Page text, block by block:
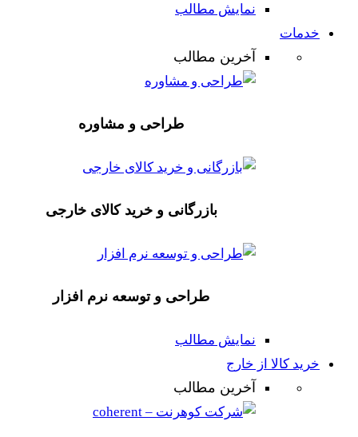
نمایش مطالب
خدمات
آخرین مطالب
طراحی و مشاوره
بازرگانی و خرید کالای خارجی
طراحی و توسعه نرم افزار
نمایش مطالب
خرید کالا از خارج
آخرین مطالب